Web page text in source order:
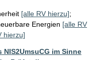
[alle RV hierzu];
Energien [alle RV
hierzu]
im Sinne